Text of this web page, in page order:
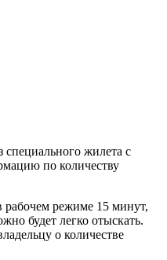
специального жилета с
по количеству
рабочем режиме 15 минут,
будет легко отыскать.
о количестве